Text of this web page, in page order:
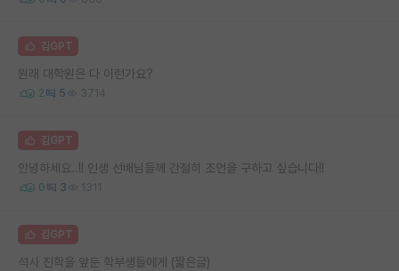
김GPT
원래 대학원은 다 이런가요?
2 5 3714
김GPT
안녕하세요..!! 인생 선배님들께 간절히 조언을 구하고 싶습니다!!
0 3 1311
김GPT
석사 진학을 앞둔 학부생들에게 (짧은글)